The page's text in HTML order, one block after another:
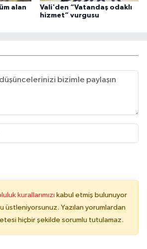
alan
Vali'den “Vatandaş odaklı
hizmet” vurgusu
kurallarımızı kabul etmiş bulunuyor
üstleniyorsunuz. Yazılan yorumlardan
hiçbir şekilde sorumlu tutulamaz.